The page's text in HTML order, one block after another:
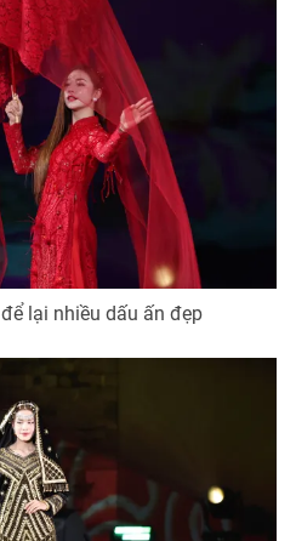
để lại nhiều dấu ấn đẹp